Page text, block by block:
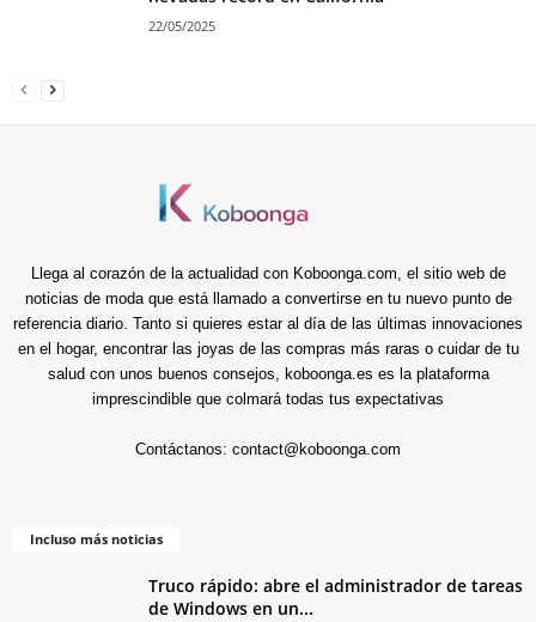
22/05/2025
Llega al corazón de la actualidad con Koboonga.com, el sitio web de
noticias de moda que está llamado a convertirse en tu nuevo punto de
referencia diario. Tanto si quieres estar al día de las últimas innovaciones
en el hogar, encontrar las joyas de las compras más raras o cuidar de tu
salud con unos buenos consejos, koboonga.es es la plataforma
imprescindible que colmará todas tus expectativas
Contáctanos: contact@koboonga.com
Incluso más noticias
Truco rápido: abre el administrador de tareas
de Windows en un...